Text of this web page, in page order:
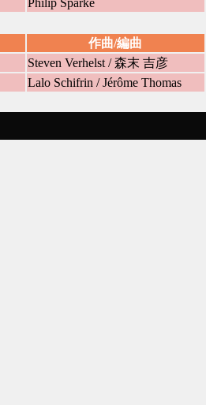
Philip Sparke
作曲/編曲
Steven Verhelst / 森末 吉彦
Lalo Schifrin / Jérôme Thomas